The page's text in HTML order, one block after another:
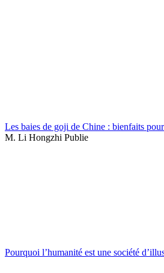
Les baies de goji de Chine : bienfaits
M. Li Hongzhi Publie
Pourquoi l’humanité est une société